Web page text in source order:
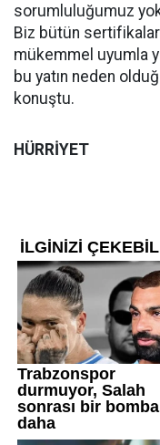
sorumluluğumuz
Biz bütün
mükemmel uyumla
bu yatın neden
konuştu.
HÜRRİYET